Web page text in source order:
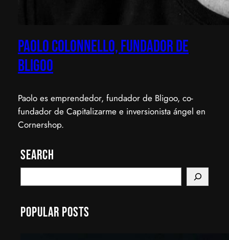
Paolo Colonnello, Fundador de
Bligoo
Paolo es emprendedor, fundador de Bligoo, co-
fundador de Capitalizarme e inversionista ángel en
Cornershop.
Search
e
r
Popular Posts